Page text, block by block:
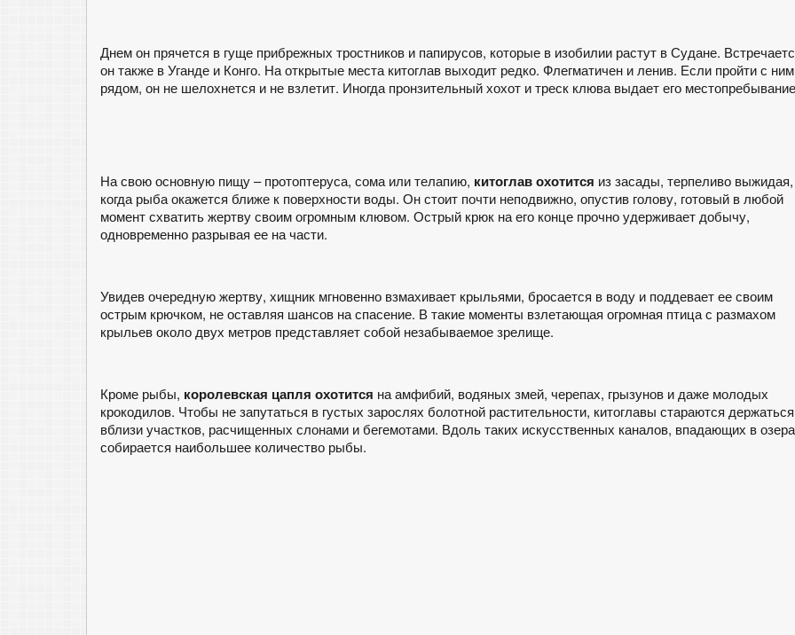
Днем он прячется в гуще прибрежных тростников и папирусов, которые в изобилии растут в Судане.
он также в Уганде и Конго. На открытые места китоглав выходит редко. Флегматичен и ленив. Если пройти с ним
рядом, он не шелохнется и не взлетит. Иногда пронзительный хохот и треск клюва выдает его
На свою основную пищу – протоптеруса, сома или телапию, китоглав охотится из засады, терпеливо выжидая,
когда рыба окажется ближе к поверхности воды. Он стоит почти неподвижно, опустив голову, готовый в любой
момент схватить жертву своим огромным клювом. Острый крюк на его конце прочно удерживает добычу,
одновременно разрывая ее на части.
Увидев очередную жертву, хищник мгновенно взмахивает крыльями, бросается в воду и поддевает ее своим
острым крючком, не оставляя шансов на спасение. В такие моменты взлетающая огромная птица с размахом
крыльев около двух метров представляет собой незабываемое зрелище.
Кроме рыбы, королевская цапля охотится на амфибий, водяных змей, черепах, грызунов и даже молодых
крокодилов. Чтобы не запутаться в густых зарослях болотной растительности, китоглавы стараются держаться
вблизи участков, расчищенных слонами и бегемотами. Вдоль таких искусственных каналов, впадающих в
собирается наибольшее количество рыбы.